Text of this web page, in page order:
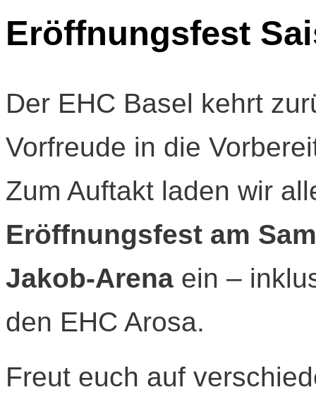
Eröffnungsfest
Der EHC Basel kehrt
Vorfreude in die
Zum Auftakt laden wir
Eröffnungsfest am
Jakob-Arena ein –
den EHC Arosa.
Freut euch auf